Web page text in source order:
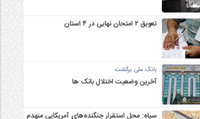
تعویق ۲ امتحان نهایی در ۴ استان
بانک ملی برگشت
آخرین وضعیت اختلال بانک ها
سپاه: محل استقرار جنگنده‌های آمریکایی منهدم